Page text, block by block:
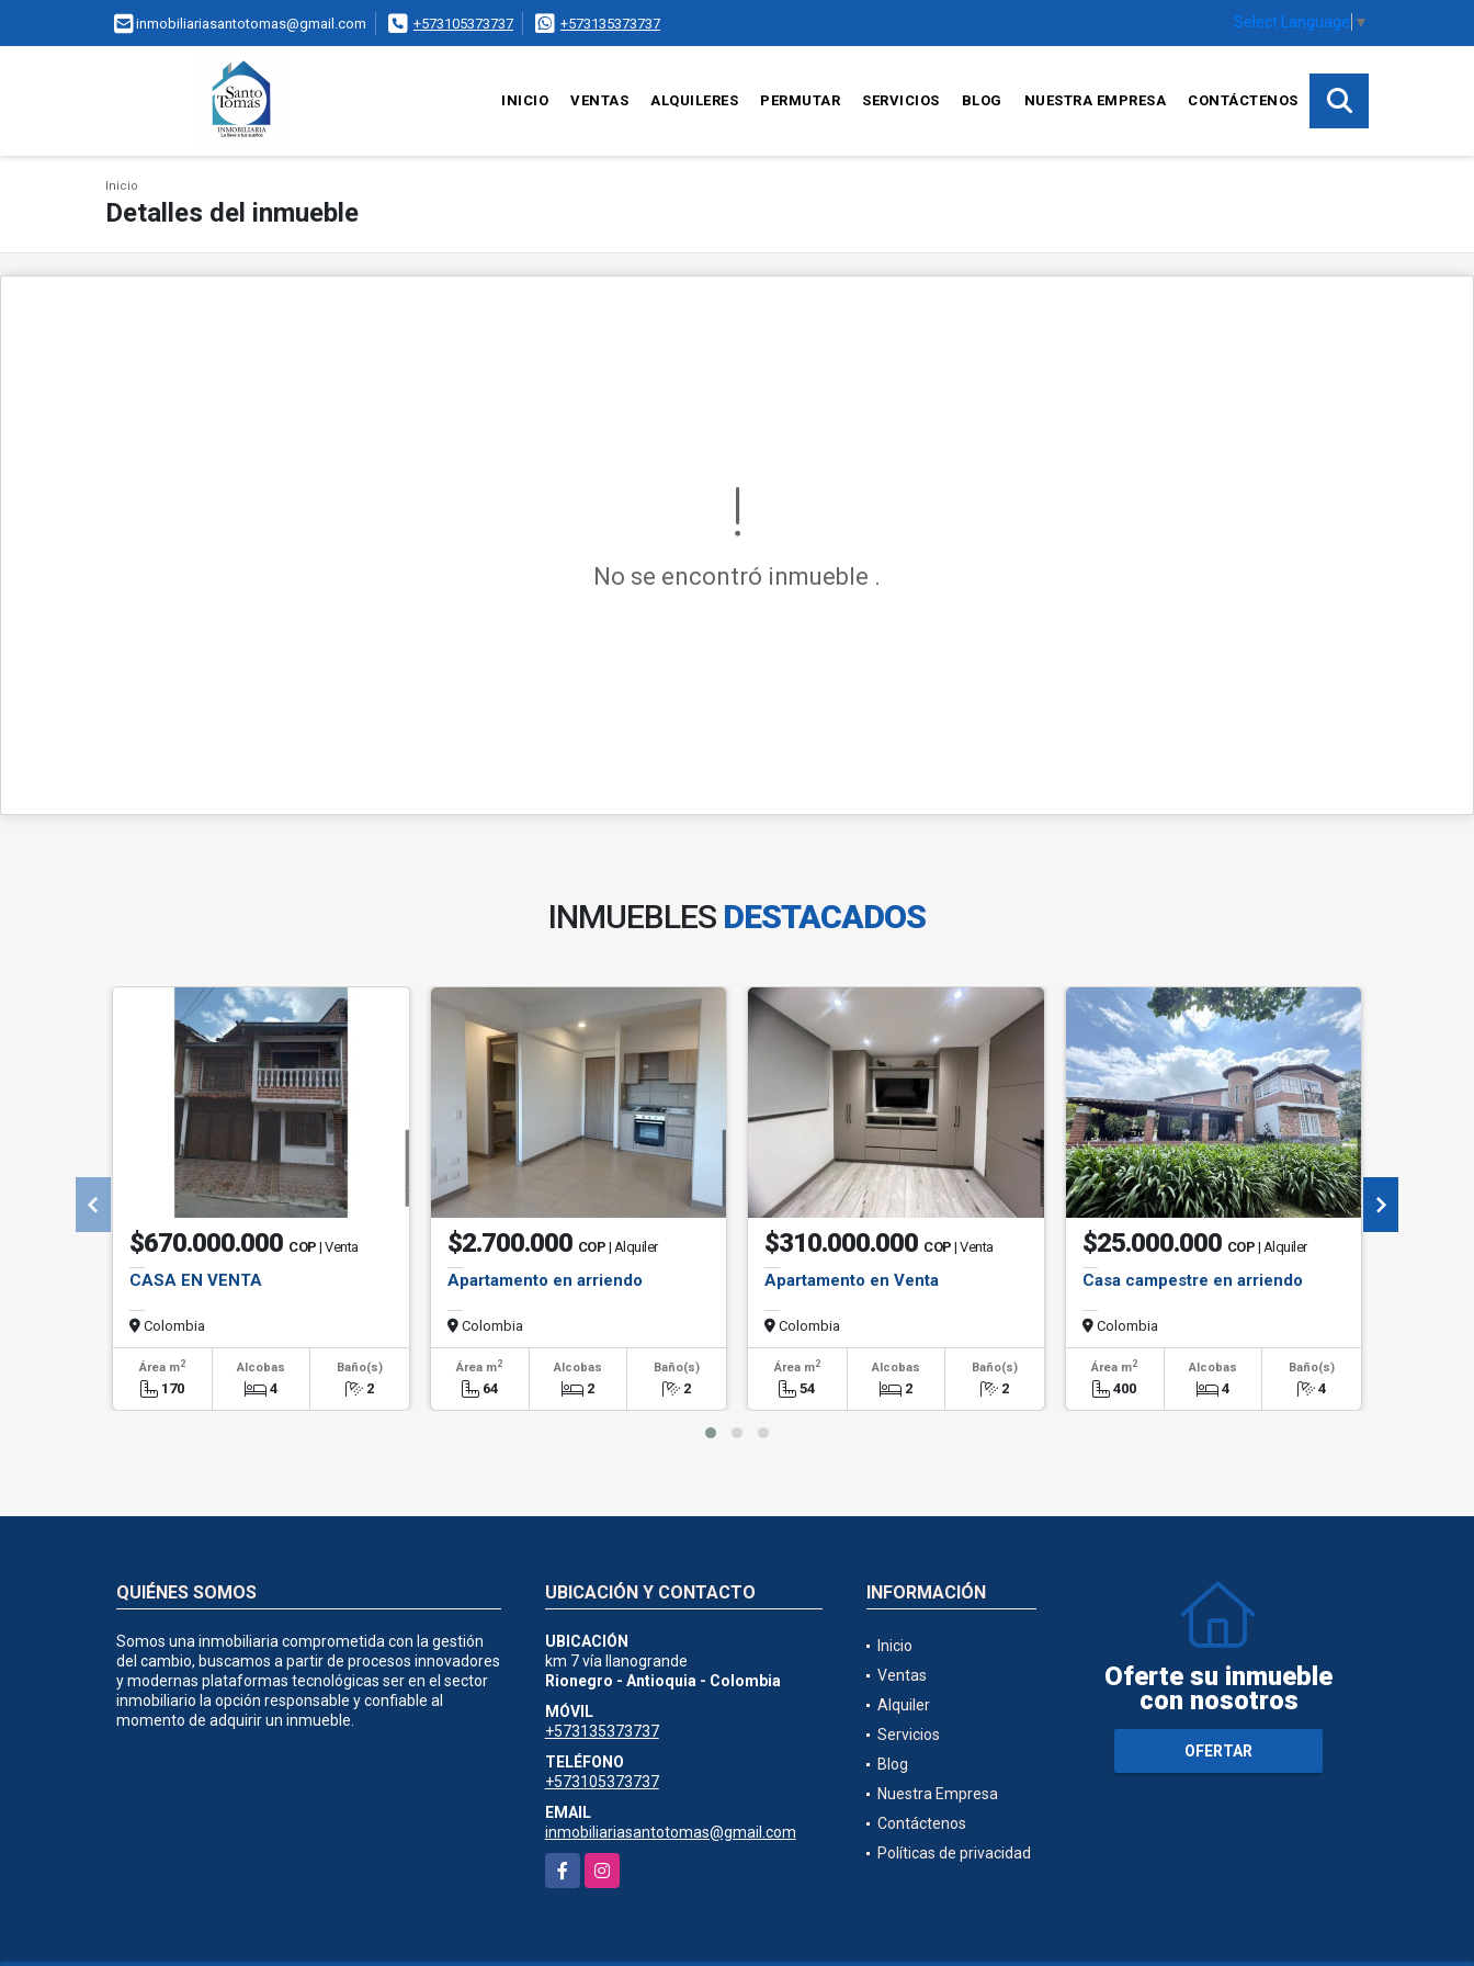
inmobiliariasantotomas@gmail.com +573105373737 +573135373737 Select Language ▼
INICIO VENTAS ALQUILERES PERMUTAR SERVICIOS BLOG NUESTRA EMPRESA CONTÁCTENOS
Inicio
Detalles del inmueble
No se encontró inmueble .
INMUEBLES DESTACADOS
$670.000.000 COP | Venta
CASA EN VENTA
Colombia
Área m2
170
Alcobas
4
Baño(s)
2
$2.700.000 COP | Alquiler
Apartamento en arriendo
Colombia
Área m2
64
Alcobas
2
Baño(s)
2
$310.000.000 COP | Venta
Apartamento en Venta
Colombia
Área m2
54
Alcobas
2
Baño(s)
2
$25.000.000 COP | Alquiler
Casa campestre en arriendo
Colombia
Área m2
400
Alcobas
4
Baño(s)
4
QUIÉNES SOMOS
Somos una inmobiliaria comprometida con la gestión
del cambio, buscamos a partir de procesos innovadores
y modernas plataformas tecnológicas ser en el sector
inmobiliario la opción responsable y confiable al
momento de adquirir un inmueble.
UBICACIÓN Y CONTACTO
UBICACIÓN
km 7 vía llanogrande
Rionegro - Antioquia - Colombia
MÓVIL
+573135373737
TELÉFONO
+573105373737
EMAIL
inmobiliariasantotomas@gmail.com
FacebookInstagram
INFORMACIÓN
Inicio
Ventas
Alquiler
Servicios
Blog
Nuestra Empresa
Contáctenos
Políticas de privacidad
Oferte su inmueble
con nosotros
OFERTAR